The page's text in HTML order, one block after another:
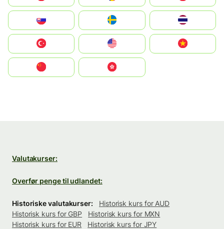
United States
中國香港特別行政區
Valutakurser:
Overfør penge til udlandet:
Historiske valutakurser:
Historisk kurs for AUD
Historisk kurs for GBP
Historisk kurs for MXN
Historisk kurs for EUR
Historisk kurs for JPY